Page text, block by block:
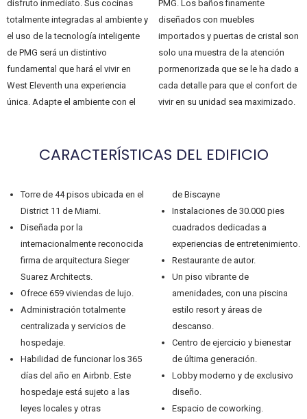
disfruto inmediato. Sus cocinas
totalmente integradas al ambiente y
el uso de la tecnología inteligente
de PMG será un distintivo
fundamental que hará el vivir en
West Eleventh una experiencia
única. Adapte el ambiente con el
PMG. Los baños finamente
diseñados con muebles
importados y puertas de cristal son
solo una muestra de la atención
pormenorizada que se le ha dado a
cada detalle para que el confort de
vivir en su unidad sea maximizado.
CARACTERÍSTICAS DEL EDIFICIO
Torre de 44 pisos ubicada en el
District 11 de Miami.
Diseñada por la
internacionalmente reconocida
firma de arquitectura Sieger
Suarez Architects.
Ofrece 659 viviendas de lujo.
Administración totalmente
centralizada y servicios de
hospedaje.
Habilidad de funcionar los 365
días del año en Airbnb. Este
hospedaje está sujeto a las
leyes locales y otras
de Biscayne
Instalaciones de 30.000 pies
cuadrados dedicadas a
experiencias de entretenimiento.
Restaurante de autor.
Un piso vibrante de
amenidades, con una piscina
estilo resort y áreas de
descanso.
Centro de ejercicio y bienestar
de última generación.
Lobby moderno y de exclusivo
diseño.
Espacio de coworking.